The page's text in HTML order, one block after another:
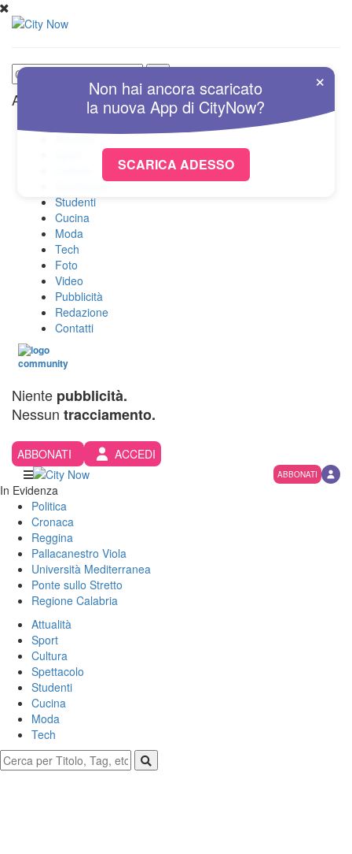
Altre Sezioni
Attualità
Spettacolo
Studenti
Cucina
Moda
Tech
Foto
Video
Pubblicità
Redazione
Contatti
Niente pubblicità.
Nessun tracciamento.
ABBONATI ACCEDI
ABBONATI
In Evidenza
Politica
Cronaca
Reggina
Pallacanestro Viola
Università Mediterranea
Ponte sullo Stretto
Regione Calabria
Attualità
Sport
Cultura
Spettacolo
Studenti
Cucina
Moda
Tech
×
Non hai ancora scaricato
la nuovaApp di CityNow?
SCARICA ADESSO